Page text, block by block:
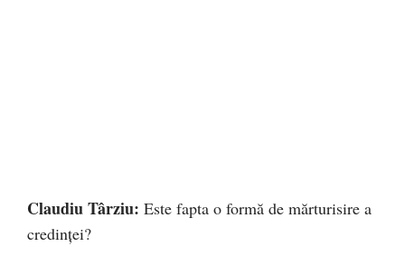
Claudiu Târziu: Este fapta o formă de mărturisire a
credinței?